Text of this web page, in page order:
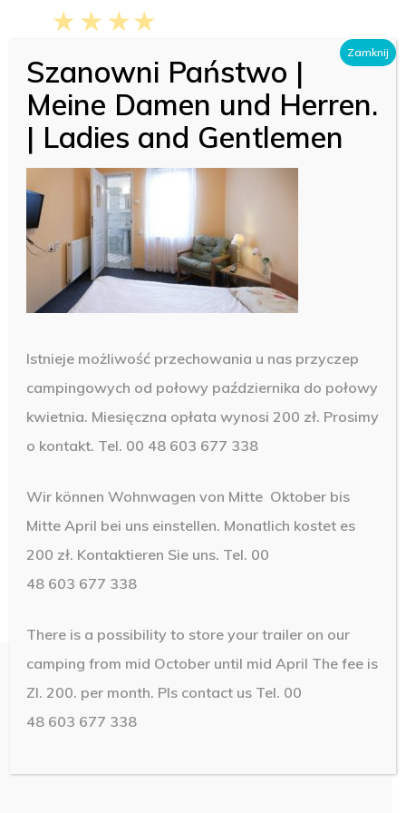
main
content
Menu
36
Close
Szanowni Państwo |
Meine Damen und Herren.
| Ladies and Gentlemen
Istnieje możliwość przechowania u nas przyczep
campingowych od połowy października do połowy
kwietnia. Miesięczna opłata wynosi 200 zł. Prosimy
o kontakt. Tel. 00 48 603 677 338
Wir können Wohnwagen von Mitte Oktober bis
Mitte April bei uns einstellen. Monatlich kostet es
200 zł. Kontaktieren Sie uns. Tel. 00
48 603 677 338
There is a possibility to store your trailer on our
camping from mid October until mid April The fee is
Zl. 200. per month. Pls contact us Tel. 00
48 603 677 338
Zamknij